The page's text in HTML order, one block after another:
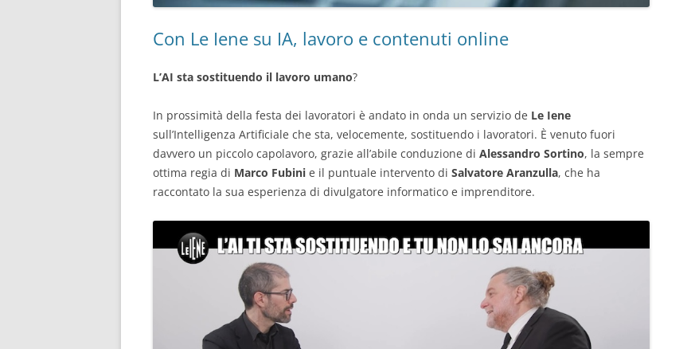
Con Le Iene su IA, lavoro e contenuti online
L’AI sta sostituendo il lavoro umano?
In prossimità della festa dei lavoratori è andato in onda un servizio de Le Iene
sull’Intelligenza Artificiale che sta, velocemente, sostituendo i lavoratori. È venuto fuori
davvero un piccolo capolavoro, grazie all’abile conduzione di Alessandro Sortino, la sempre
ottima regia di Marco Fubini e il puntuale intervento di Salvatore Aranzulla, che ha
raccontato la sua esperienza di divulgatore informatico e imprenditore.